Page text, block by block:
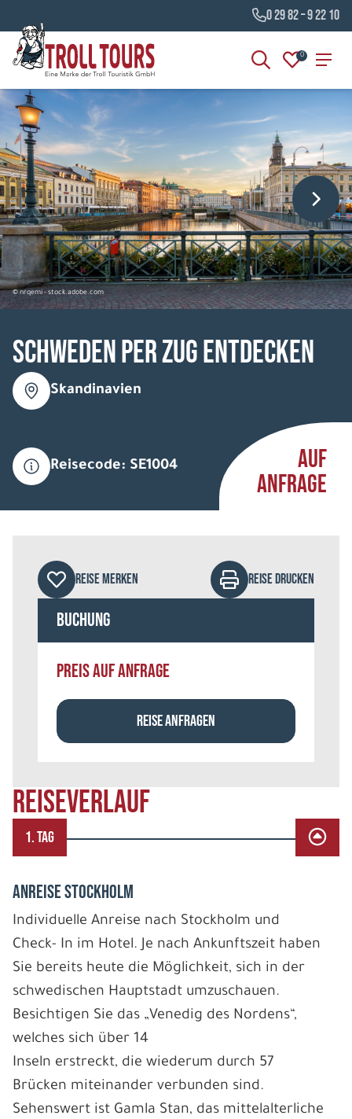
0 29 82 – 9 22 10
0
© nrqemi - stock.adobe.com
Schweden per Zug entdecken
Skandinavien
Reisecode: SE1004
AUF
ANFRAGE
REISEVERLAUF
1. TAG
ANREISE STOCKHOLM
Individuelle Anreise nach Stockholm und
Check- In im Hotel. Je nach Ankunftszeit haben
Sie bereits heute die Möglichkeit, sich in der
schwedischen Hauptstadt umzuschauen.
Besichtigen Sie das „Venedig des Nordens“,
welches sich über 14
Inseln erstreckt, die wiederum durch 57
Brücken miteinander verbunden sind.
Sehenswert ist Gamla Stan, das mittelalterliche
REISE MERKEN REISE DRUCKEN
Buchung
PREIS AUF ANFRAGE
REISE ANFRAGEN